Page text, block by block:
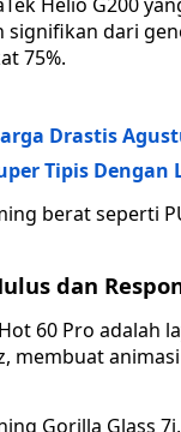
dari
75%.
Drastis
Tipis Dengan
berat seperti
dan
60 Pro adalah
membuat
Gorilla Glass